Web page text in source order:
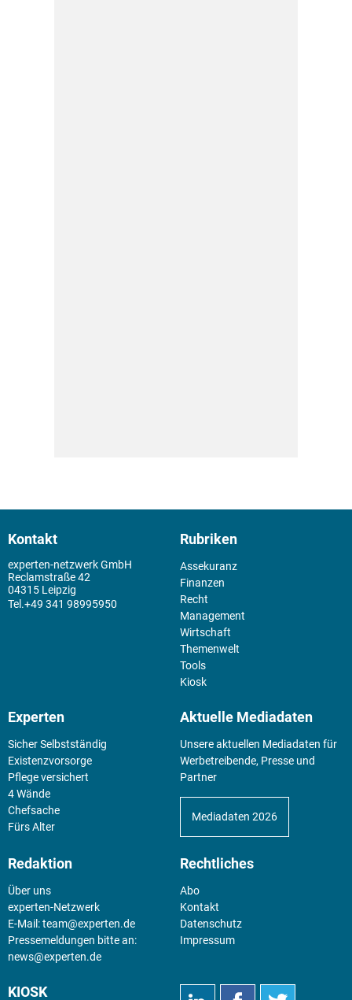
Kontakt
experten-netzwerk GmbH
Reclamstraße 42
04315 Leipzig
+49 341 98995950
Rubriken
Assekuranz
Finanzen
Recht
Management
Wirtschaft
Themenwelt
Tools
Kiosk
Experten
Sicher Selbstständig
Existenz­vorsorge
Pflege versichert
4 Wände
Chefsache
Fürs Alter
Aktuelle Mediadaten
Unsere aktuellen Mediadaten für
Werbetreibende, Presse und
Partner
Mediadaten 2026
Redaktion
Über uns
experten-Netzwerk
E-Mail:team@experten.de
Pressemeldungen bitte an:
news@experten.de
Rechtliches
Abo
Kontakt
Datenschutz
Impressum
KIOSK